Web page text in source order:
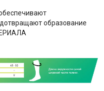
образование